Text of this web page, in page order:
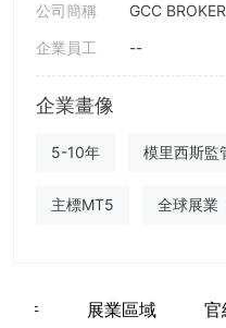
公司簡稱
GCC
企業員工
--
企業畫像
5-10年 模里西斯監
主標MT5 全球展業
軟件 展業區域 官